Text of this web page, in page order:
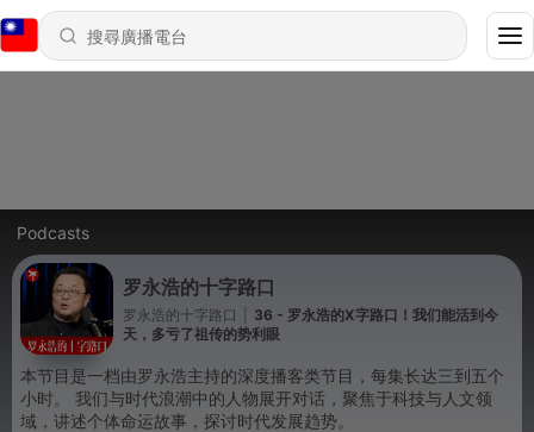
Podcasts
罗永浩的十字路口
罗永浩的十字路口
36 - 罗永浩的X字路口！我们能活到今
天，多亏了祖传的势利眼
本节⽬是⼀档由罗永浩主持的深度播客类节⽬，每集长达三到五个
小时。 我们与时代浪潮中的⼈物展开对话，聚焦于科技与⼈⽂领
域，讲述个体命运故事，探讨时代发展趋势。